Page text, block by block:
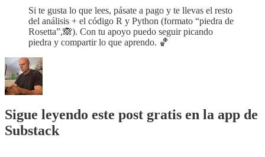
Si te gusta lo que lees, pásate a pago y te llevas el resto
del análisis + el código R y Python (formato “piedra de
Rosetta”,🙈). Con tu apoyo puedo seguir picando
piedra y compartir lo que aprendo. 🏀
Sigue leyendo este post gratis en la app de
Substack